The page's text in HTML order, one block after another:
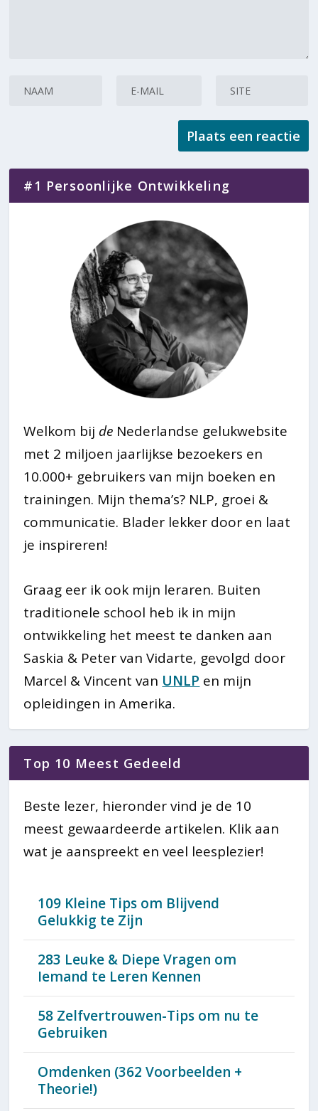
#1 Persoonlijke Ontwikkeling
Welkom bij de Nederlandse gelukwebsite
met 2 miljoen jaarlijkse bezoekers en
10.000+ gebruikers van mijn boeken en
trainingen. Mijn thema’s? NLP, groei &
communicatie. Blader lekker door en laat
je inspireren!
Graag eer ik ook mijn leraren. Buiten
traditionele school heb ik in mijn
ontwikkeling het meest te danken aan
Saskia & Peter van Vidarte, gevolgd door
Marcel & Vincent van UNLP en mijn
opleidingen in Amerika.
Top 10 Meest Gedeeld
Beste lezer, hieronder vind je de 10
meest gewaardeerde artikelen. Klik aan
wat je aanspreekt en veel leesplezier!
109 Kleine Tips om Blijvend
Gelukkig te Zijn
283 Leuke & Diepe Vragen om
Iemand te Leren Kennen
58 Zelfvertrouwen-Tips om nu te
Gebruiken
Omdenken (362 Voorbeelden +
Theorie!)